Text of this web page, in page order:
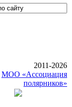
2011-2026
МОО «Ассоциация
полярников»